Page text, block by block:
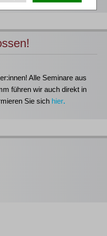
Alle Seminare aus
führen wir auch direkt in
Sie sich hier.